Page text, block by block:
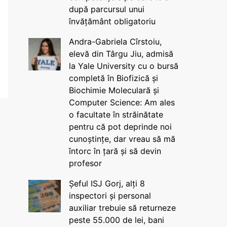
după parcursul unui
învățământ obligatoriu
Andra-Gabriela Cîrstoiu,
elevă din Târgu Jiu, admisă
la Yale University cu o bursă
completă în Biofizică și
Biochimie Moleculară și
Computer Science: Am ales
o facultate în străinătate
pentru că pot deprinde noi
cunoștințe, dar vreau să mă
întorc în țară și să devin
profesor
Șeful ISJ Gorj, alți 8
inspectori și personal
auxiliar trebuie să returneze
peste 55.000 de lei, bani